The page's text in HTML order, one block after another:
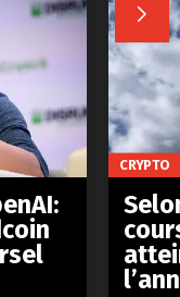

CRYPTO